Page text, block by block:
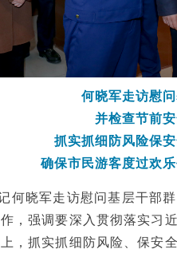
何晓军走访慰
并检查节前
抓实抓细防风险保
确保市民游客度过欢
何晓军走访慰问基层干部
，强调要深入贯彻落实习
，抓实抓细防风险、保安